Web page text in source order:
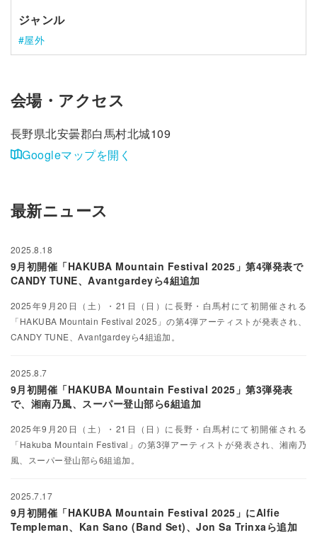
ジャンル
屋外
会場・アクセス
長野県北安曇郡白馬村北城109
Googleマップを開く
最新ニュース
2025.8.18
9月初開催「HAKUBA Mountain Festival 2025」第4弾発表で
CANDY TUNE、Avantgardeyら4組追加
2025年9月20日（土）・21日（日）に長野・白馬村にて初開催される
「HAKUBA Mountain Festival 2025」の第4弾アーティストが発表され、
CANDY TUNE、Avantgardeyら4組追加。
2025.8.7
9月初開催「HAKUBA Mountain Festival 2025」第3弾発表
で、湘南乃風、スーパー登山部ら6組追加
2025年9月20日（土）・21日（日）に長野・白馬村にて初開催される
「Hakuba Mountain Festival」の第3弾アーティストが発表され、湘南乃
風、スーパー登山部ら6組追加。
2025.7.17
9月初開催「HAKUBA Mountain Festival 2025」にAlfie
Templeman、Kan Sano (Band Set)、Jon Sa Trinxaら追加